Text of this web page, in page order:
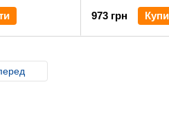
973 грн